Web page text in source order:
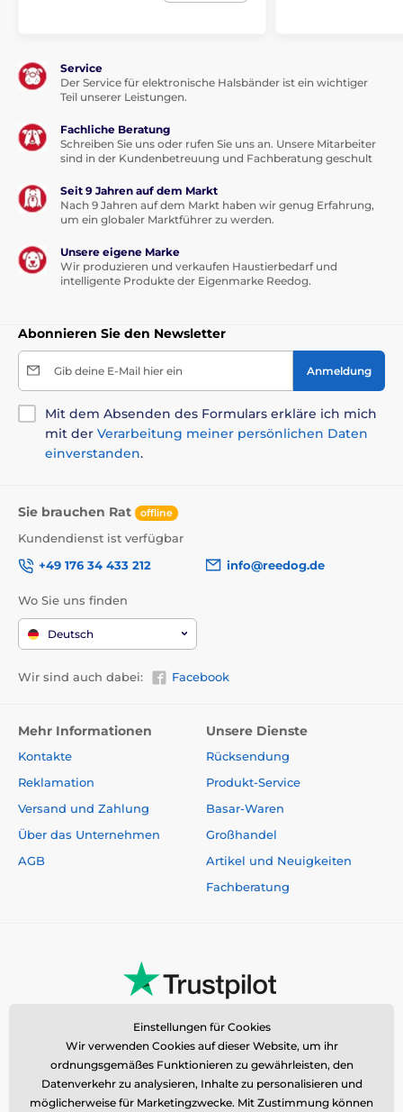
Betten, Hütten, Taschen Matratzen
Für mittelgroße Hunde Für große Hunde
Service
Der Service für elektronische Halsbänder ist ein wichtiger
Teil unserer Leistungen.
Fachliche Beratung
Schreiben Sie uns oder rufen Sie uns an. Unsere Mitarbeiter
sind in der Kundenbetreuung und Fachberatung geschult
Seit 9 Jahren auf dem Markt
Nach 9 Jahren auf dem Markt haben wir genug Erfahrung,
um ein globaler Marktführer zu werden.
Unsere eigene Marke
Wir produzieren und verkaufen Haustierbedarf und
intelligente Produkte der Eigenmarke Reedog.
Abonnieren Sie den Newsletter
Gib deine E-Mail hier ein Anmeldung
Mit dem Absenden des Formulars erkläre ich mich
mit der Verarbeitung meiner persönlichen Daten
einverstanden.
Sie brauchen Rat offline
Kundendienst ist verfügbar
+49 176 34 433 212
info@reedog.de
Wo Sie uns finden
Deutsch
Wir sind auch dabei: Facebook
Mehr Informationen
Kontakte
Reklamation
Versand und Zahlung
Über das Unternehmen
AGB
Unsere Dienste
Rücksendung
Produkt-Service
Basar-Waren
Großhandel
Artikel und Neuigkeiten
Fachberatung
Einstellungen für Cookies
Wir verwenden Cookies auf dieser Website, um ihr
ordnungsgemäßes Funktionieren zu gewährleisten, den
Datenverkehr zu analysieren, Inhalte zu personalisieren und
möglicherweise für Marketingzwecke. Mit Zustimmung können